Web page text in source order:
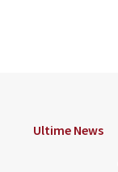
Ultime News